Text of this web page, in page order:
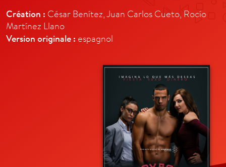
Création : César Benítez, Juan Carlos Cueto, Rocío
Martínez Llano
Version originale : espagnol